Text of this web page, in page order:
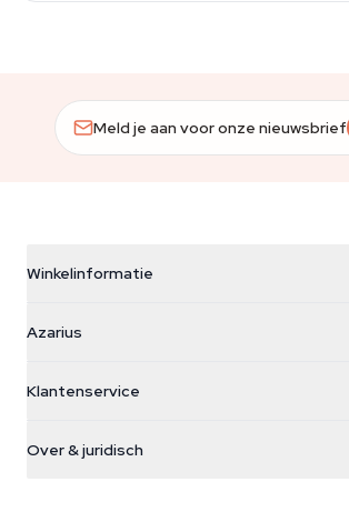
Meld je aan voor onze nieuwsbrief
Winkelinformatie
Galvaniweg 11
Nederland
+31(0)204897914
Azarius
Smokeshop
Klantenservice
Retourbeleid
Over & juridisch